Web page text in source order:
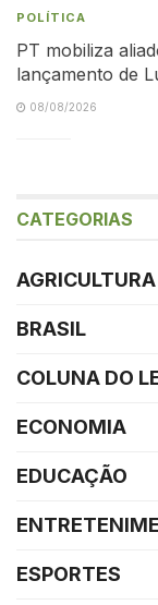
POLÍTICA
PT mobiliza
lançamento de
08/08/2026
CATEGORIAS
BRASIL
COLUNA DO
ECONOMIA
EDUCAÇÃO
ESPORTES